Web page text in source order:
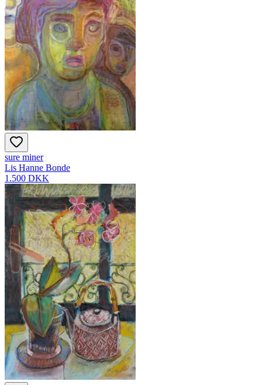
sure miner
Lis Hanne Bonde
1.500 DKK